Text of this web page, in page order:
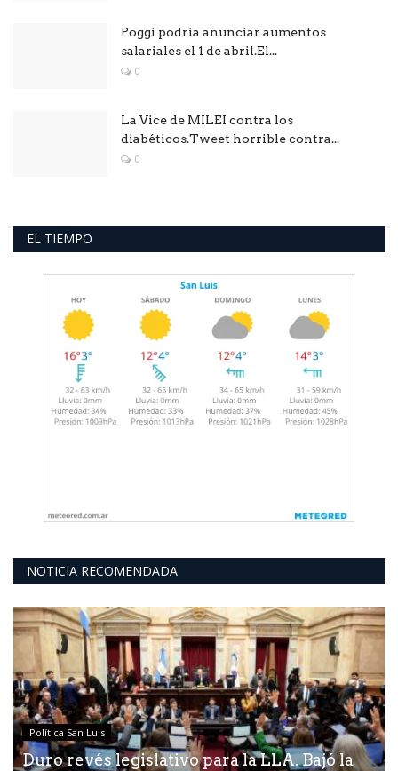
Poggi podría anunciar aumentos
salariales el 1 de abril.El...
0
La Vice de MILEI contra los
diabéticos.Tweet horrible contra...
0
EL TIEMPO
NOTICIA RECOMENDADA
Política San Luis
Duro revés legislativo para la LLA. Bajó la